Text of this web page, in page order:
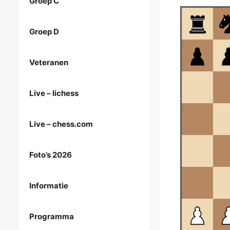
Groep D
Veteranen
Live – lichess
Live – chess.com
Foto’s 2026
Informatie
Programma